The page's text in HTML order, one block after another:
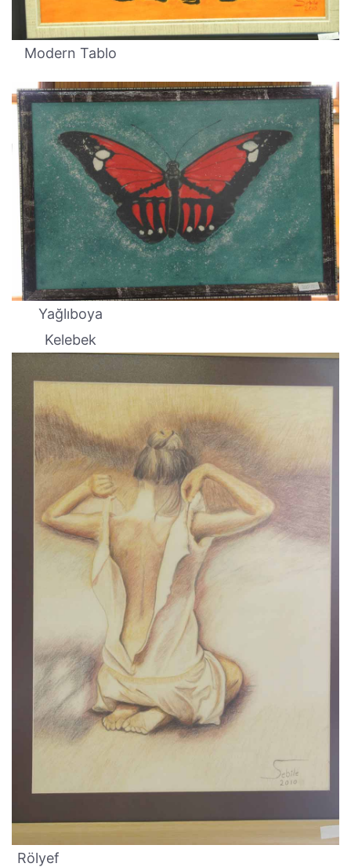
Modern Tablo
Yağlıboya
Kelebek
Rölyef